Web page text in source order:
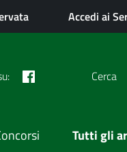
Accedi ai
Cerca
Tutti gli